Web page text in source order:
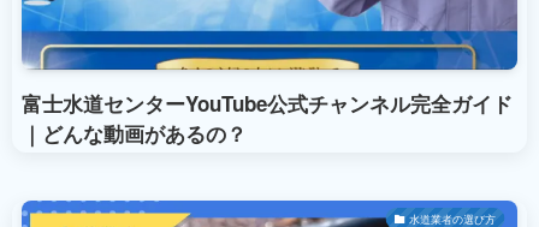
富士水道センターYouTube公式チャンネル完全ガイド
｜どんな動画があるの？
水道業者の選び方